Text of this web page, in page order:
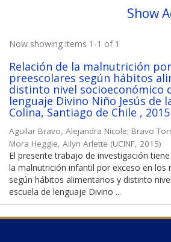
Show
Now showing items 1-1 of 1
Relación de la malnutrición
preescolares según hábitos
distinto nivel socioeconómico
lenguaje Divino Niño Jesús de
Colina, Santiago de Chile , 2015
Aguilar Bravo, Alejandra Nicole; Bravo
Mora Heggie, Ailyn Arlette (UCINF, 2015)
El presente trabajo de investigación
la malnutrición infantil por exceso en los
según hábitos alimentarios y distinto
escuela de lenguaje Divino ...